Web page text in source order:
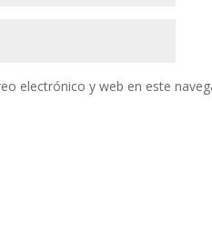
electrónico y web en este